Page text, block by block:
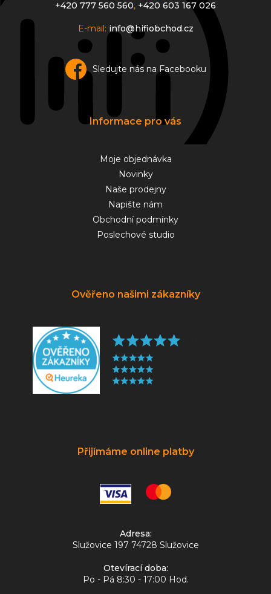
+420 777 560 560, +420 603 167 026
E-mail: info@hifiobchod.cz
Sledujte nás na Facebooku
Informace pro vás
Moje objednávka
Novinky
Naše prodejny
Napište nám
Obchodní podmínky
Poslechové studio
Ověřeno našimi zákazníky
Přijímáme online platby
Adresa:
Služovice 197 74728 Služovice
Otevírací doba:
Po - Pá 8:30 - 17:00 Hod.